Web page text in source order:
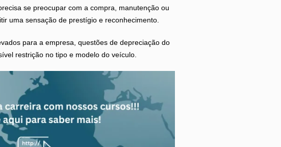
se preocupar com a compra, manutenção ou
uma sensação de prestígio e reconhecimento.
para a empresa, questões de depreciação do
restrição no tipo e modelo do veículo.